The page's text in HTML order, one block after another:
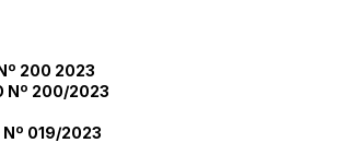
200 2023
Nº 200/2023
Nº 019/2023